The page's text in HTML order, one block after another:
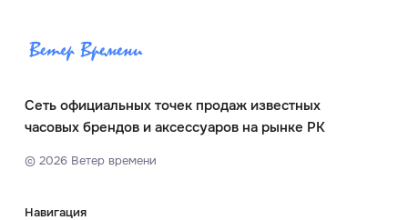
Сеть официальных точек продаж известных
часовых брендов и аксессуаров на рынке РК
© 2026Ветер времени
Навигация